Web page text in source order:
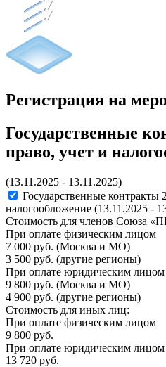
Регистрация на
Государственные
право, учет и
(13.11.2025 - 13.11.2025)
Государственные контракты
налогообложение (13.11.2025 -
Стоимость для членов Союза
При оплате физическим лицом
7 000 руб. (Москва и МО)
3 500 руб. (другие регионы)
При оплате юридическим лицом
9 800 руб. (Москва и МО)
4 900 руб. (другие регионы)
Стоимость для иных лиц:
При оплате физическим лицом
9 800 руб.
При оплате юридическим лицом
13 720 руб.